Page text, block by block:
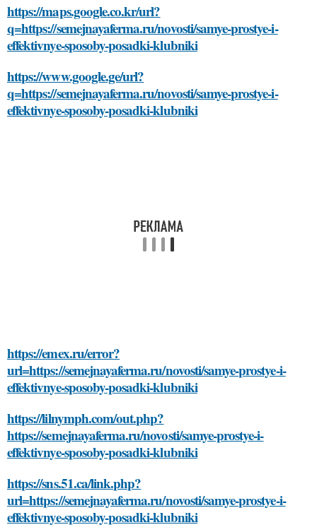
https://maps.google.co.kr/url?
q=https://semejnayaferma.ru/novosti/samye-prostye-i-
effektivnye-sposoby-posadki-klubniki
https://www.google.ge/url?
q=https://semejnayaferma.ru/novosti/samye-prostye-i-
effektivnye-sposoby-posadki-klubniki
https://emex.ru/error?
url=https://semejnayaferma.ru/novosti/samye-prostye-i-
effektivnye-sposoby-posadki-klubniki
https://lilnymph.com/out.php?
https://semejnayaferma.ru/novosti/samye-prostye-i-
effektivnye-sposoby-posadki-klubniki
https://sns.51.ca/link.php?
url=https://semejnayaferma.ru/novosti/samye-prostye-i-
effektivnye-sposoby-posadki-klubniki